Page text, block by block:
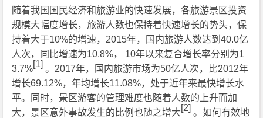
随着我国国民经济和旅游业的快速发展，各旅游景区投资
规模大幅度增长，旅游人数也保持着快速增长的势头，保
持着大于10%的增速，2015年，国内旅游人数达到40.0亿
人次，同比增速为10.8%， 10年以来复合增长率分别为1
3.7%[1] 。2017年，国内旅游市场为50亿人次，比2012年
增长69.12%，年均增长11.08%，处于近年来最快增长水
平。同时，景区游客的管理难度也随着人数的上升而加
大，景区意外事故发生的比例也随之增大[2] 。如何有效地